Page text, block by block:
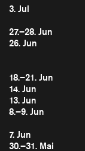
3. Jul
27.–28. Jun
26. Jun
18.–21. Jun
14. Jun
13. Jun
8.–9. Jun
7. Jun
30.–31. Mai